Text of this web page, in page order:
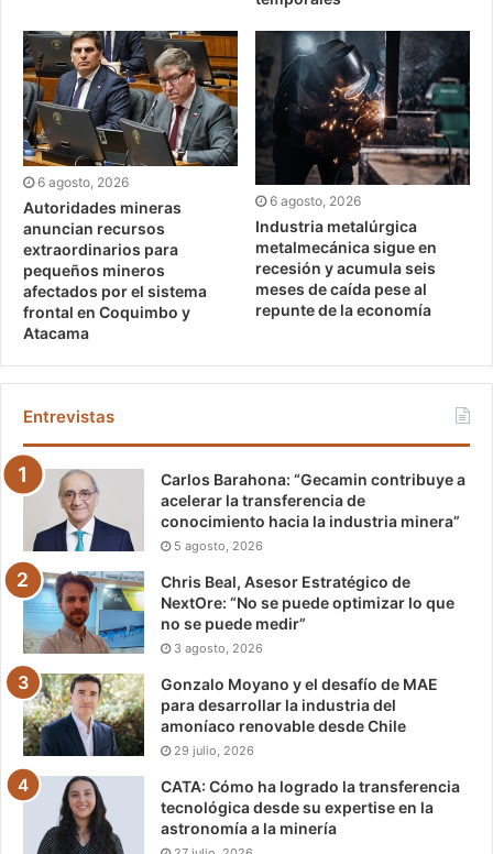
6 agosto, 2026
Autoridades mineras
anuncian recursos
extraordinarios para
pequeños mineros
afectados por el sistema
frontal en Coquimbo y
Atacama
6 agosto, 2026
Industria metalúrgica
metalmecánica sigue en
recesión y acumula seis
meses de caída pese al
repunte de la economía
Entrevistas
Carlos Barahona: “Gecamin contribuye a
acelerar la transferencia de
conocimiento hacia la industria minera”
5 agosto, 2026
Chris Beal, Asesor Estratégico de
NextOre: “No se puede optimizar lo que
no se puede medir”
3 agosto, 2026
Gonzalo Moyano y el desafío de MAE
para desarrollar la industria del
amoníaco renovable desde Chile
29 julio, 2026
CATA: Cómo ha logrado la transferencia
tecnológica desde su expertise en la
astronomía a la minería